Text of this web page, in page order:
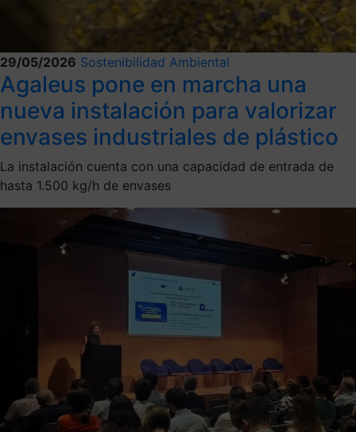
29/05/2026 Sostenibilidad Ambiental
Agaleus pone en marcha una
nueva instalación para valorizar
envases industriales de plástico
La instalación cuenta con una capacidad de entrada de
hasta 1.500 kg/h de envases